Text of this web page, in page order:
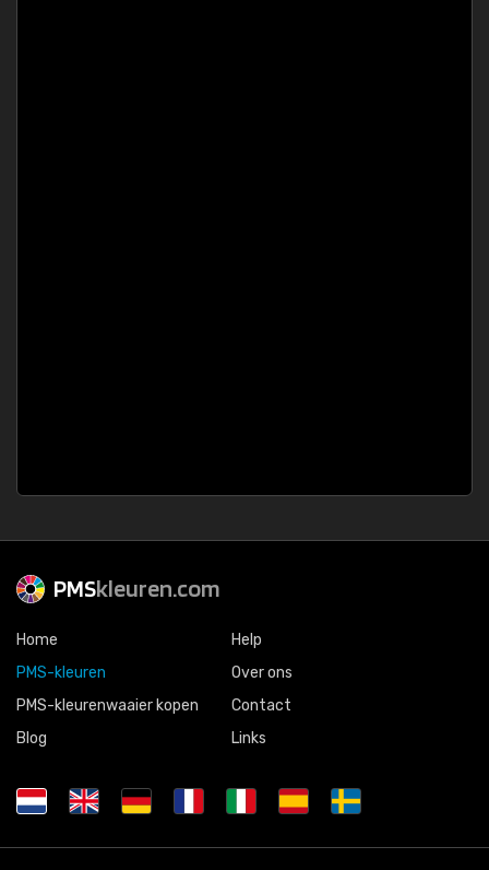
PMSkleuren.com
Home
PMS-kleuren
PMS-kleurenwaaier kopen
Blog
Help
Over ons
Contact
Links